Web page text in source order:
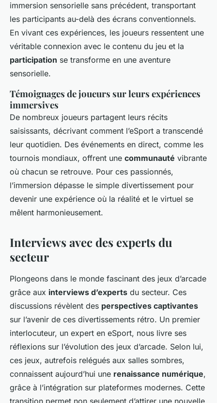
immersion sensorielle sans précédent, transportant
les participants au-delà des écrans conventionnels.
En vivant ces expériences, les joueurs ressentent une
véritable connexion avec le contenu du jeu et la
participation se transforme en une aventure
sensorielle.
Témoignages de joueurs sur leurs expériences
immersives
De nombreux joueurs partagent leurs récits
saisissants, décrivant comment l’eSport a transcendé
leur quotidien. Des événements en direct, comme les
tournois mondiaux, offrent une communauté vibrante
où chacun se retrouve. Pour ces passionnés,
l’immersion dépasse le simple divertissement pour
devenir une expérience où la réalité et le virtuel se
mêlent harmonieusement.
Interviews avec des experts du
secteur
Plongeons dans le monde fascinant des jeux d’arcade
grâce aux interviews d’experts du secteur. Ces
discussions révèlent des perspectives captivantes
sur l’avenir de ces divertissements rétro. Un premier
interlocuteur, un expert en eSport, nous livre ses
réflexions sur l’évolution des jeux d’arcade. Selon lui,
ces jeux, autrefois relégués aux salles sombres,
connaissent aujourd’hui une renaissance numérique,
grâce à l’intégration sur plateformes modernes. Cette